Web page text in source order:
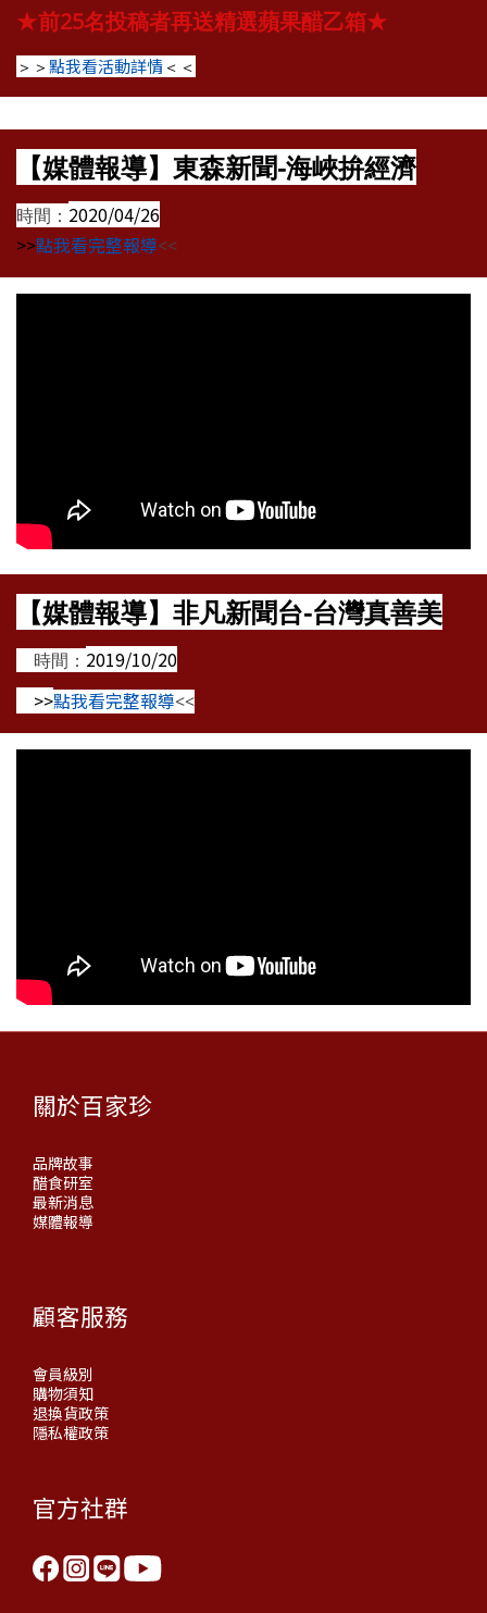
★前25名投稿者再送精選蘋果醋乙箱★
＞＞ 點我看活動詳情 ＜＜
【媒體報導】東森新聞-海峽拚經濟
時間： 2020/04/26
>>點我看完整報導<<
【媒體報導】非凡新聞台-台灣真善美
時間： 2019/10/20
>>點我看完整報導<<
關於百家珍
品牌故事
醋食研室
最新消息
媒體報導
顧客服務
會員級別
購物須知
退換貨政策
隱私權政策
官方社群